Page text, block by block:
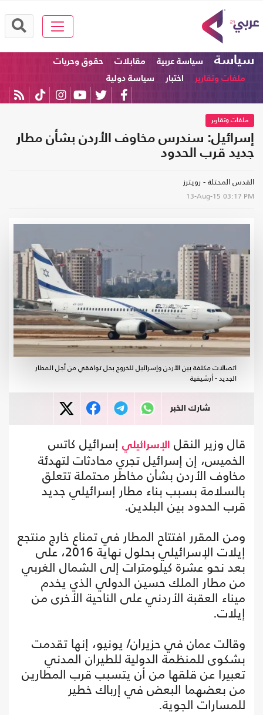
سياسة سياسة عربية مقابلات
حقوق وحريات
ملفات وتقارير
اختبار سياسة دولية
ملفات وتقارير
إسرائيل: سندرس مخاوف الأردن بشأن مطار
جديد قرب الحدود
القدس المحتلة - رويترز
13-Aug-15 03:17 PM
اتصالات مكثفة بين الأردن وإسرائيل للخروج بحل توافقي من أجل المطار
الجديد - أرشيفية
شارك الخبر
قال وزير النقل الإسرائيلي إسرائيل كاتس
الخميس، إن إسرائيل تجري محادثات لتهدئة
مخاوف الأردن بشأن مخاطر محتملة تتعلق
بالسلامة بسبب بناء مطار إسرائيلي جديد
قرب الحدود بين البلدين.
ومن المقرر افتتاح المطار في تمناع خارج منتجع
إيلات الإسرائيلي بحلول نهاية 2016، على
بعد نحو عشرة كيلومترات إلى الشمال الغربي
من مطار الملك حسين الدولي الذي يخدم
ميناء العقبة الأردني على الناحية الأخرى من
إيلات.
وقالت عمان في حزيران/ يونيو، إنها تقدمت
بشكوى للمنظمة الدولية للطيران المدني
تعبيرا عن قلقها من أن يتسبب قرب المطارين
من بعضهما البعض في إرباك خطير
للمسارات الجوية.